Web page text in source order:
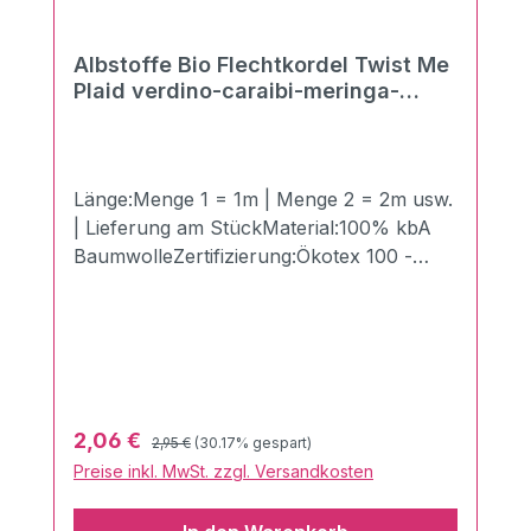
Albstoffe Bio Flechtkordel Twist Me
Plaid verdino-caraibi-meringa-
Länge:Menge 1 = 1m | Menge 2 = 2m usw.
| Lieferung am StückMaterial:100% kbA
BaumwolleZertifizierung:Ökotex 100 -
freien Lauf lassen und deinem nächsten
Nähprojekt das gewisse Etwas verleihen!
Perfekt kombinierbar mit anderen
Produkten aus dem Hause Albstoffe.Sie
Verkaufspreis:
2,06 € Regulärer Preis:
2,95 € (30.17% gespart)
Preise inkl. MwSt. zzgl. Versandkosten